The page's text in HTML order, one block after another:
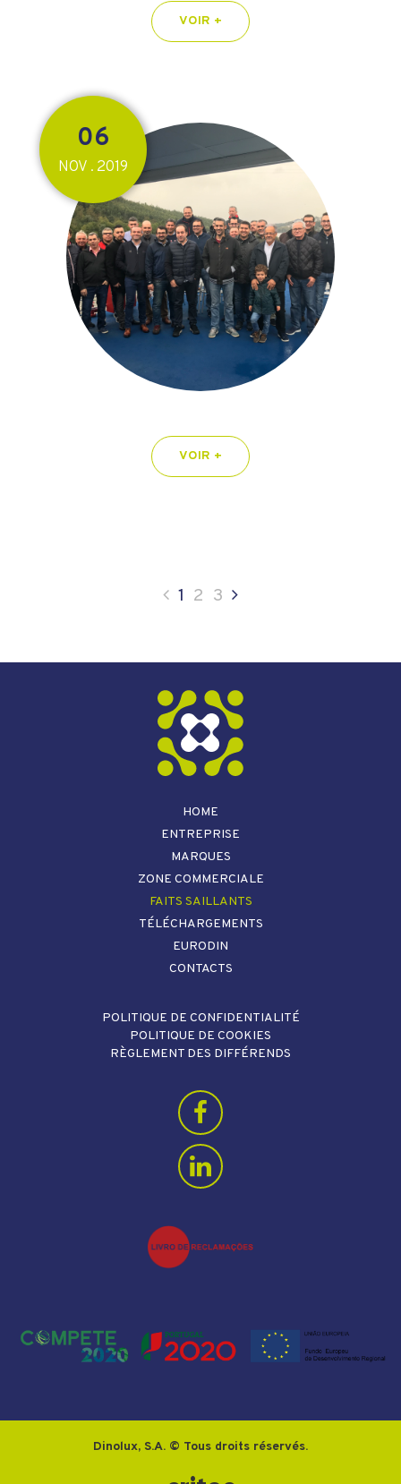
VOIR +
06
NOV . 2019
VOIR +
1 2 3
HOME
ENTREPRISE
MARQUES
ZONE COMMERCIALE
FAITS SAILLANTS
TÉLÉCHARGEMENTS
EURODIN
CONTACTS
POLITIQUE DE CONFIDENTIALITÉ
POLITIQUE DE COOKIES
RÈGLEMENT DES DIFFÉRENDS
Dinolux, S.A. © Tous droits réservés.